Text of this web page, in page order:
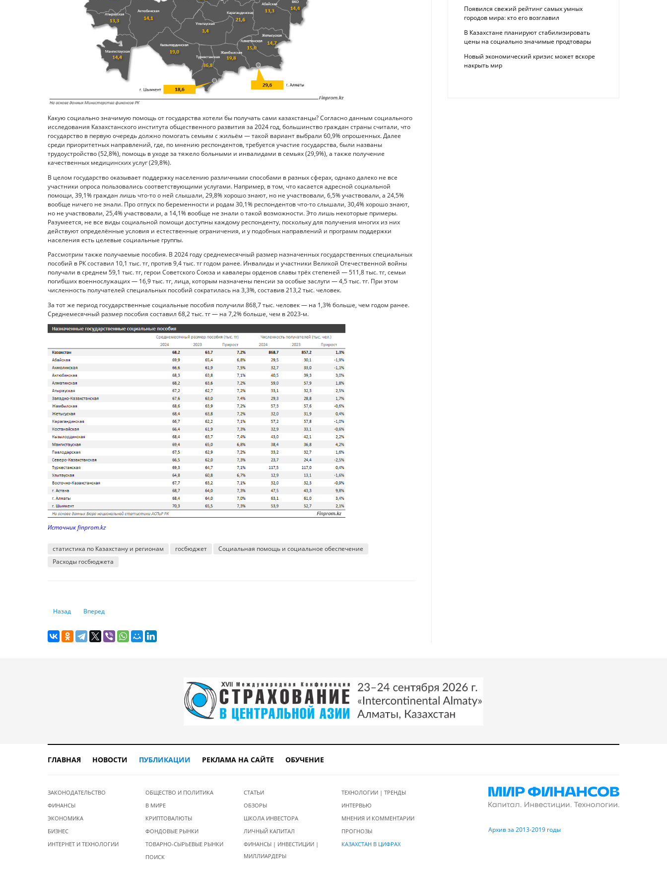
Какую социально значимую помощь от государства хотели бы получать сами казахстанцы? Согласно данным социального
исследования Казахстанского института общественного развития за 2024 год, большинство граждан страны считали, что
государство в первую очередь должно помогать семьям с жильём — такой вариант выбрали 60,9% опрошенных. Далее
среди приоритетных направлений, где, по мнению респондентов, требуется участие государства, были названы
трудоустройство (52,8%), помощь в уходе за тяжело больными и инвалидами в семьях (29,9%), а также получение
качественных медицинских услуг (29,8%).
В целом государство оказывает поддержку населению различными способами в разных сферах, однако далеко не все
участники опроса пользовались соответствующими услугами. Например, в том, что касается адресной социальной
помощи, 39,1% граждан лишь что-то о ней слышали, 29,8% хорошо знают, но не участвовали, 6,5% участвовали, а 24,5%
вообще ничего не знали. Про отпуск по беременности и родам 30,1% респондентов что-то слышали, 30,4% хорошо знают,
но не участвовали, 25,4% участвовали, а 14,1% вообще не знали о такой возможности. Это лишь некоторые примеры.
Разумеется, не все виды социальной помощи доступны каждому респонденту, поскольку для получения многих из них
действуют определённые условия и естественные ограничения, и у подобных направлений и программ поддержки
населения есть целевые социальные группы.
Рассмотрим также получаемые пособия. В 2024 году среднемесячный размер назначенных государственных специальных
пособий в РК составил 10,1 тыс. тг, против 9,4 тыс. тг годом ранее. Инвалиды и участники Великой Отечественной войны
получали в среднем 59,1 тыс. тг, герои Советского Союза и кавалеры орденов славы трёх степеней — 511,8 тыс. тг, семьи
погибших военнослужащих — 16,9 тыс. тг, лица, которым назначены пенсии за особые заслуги — 4,5 тыс. тг. При этом
численность получателей специальных пособий сократилась на 3,3%, составив 213,2 тыс. человек.
За тот же период государственные социальные пособия получили 868,7 тыс. человек — на 1,3% больше, чем годом ранее.
Среднемесячный размер пособия составил 68,2 тыс. тг — на 7,2% больше, чем в 2023-м.
Источник finprom.kz
статистика по Казахстану и регионам госбюджет
Социальная помощь и социальное обеспечение
Расходы госбюджета
Предыдущий: Каким банкам доверяют свои средства казахстанцы? Исследование
Назад Следующий: Собственный капитал казахстанских банков приблизился к рекордным 10 триллионам тенге
Вперед
Появился свежий рейтинг самых умных
городов мира: кто его возглавил
В Казахстане планируют стабилизировать
цены на социально значимые продтовары
Новый экономический кризис может вскоре
накрыть мир
ГЛАВНАЯ НОВОСТИ ПУБЛИКАЦИИ РЕКЛАМА НА САЙТЕ ОБУЧЕНИЕ
ЗАКОНОДАТЕЛЬСТВО
ФИНАНСЫ
ЭКОНОМИКА
БИЗНЕС
ИНТЕРНЕТ И ТЕХНОЛОГИИ
ОБЩЕСТВО И ПОЛИТИКА
В МИРЕ
КРИПТОВАЛЮТЫ
ФОНДОВЫЕ РЫНКИ
ТОВАРНО-СЫРЬЕВЫЕ РЫНКИ
ПОИСК
СТАТЬИ
ОБЗОРЫ
ШКОЛА ИНВЕСТОРА
ЛИЧНЫЙ КАПИТАЛ
ФИНАНСЫ | ИНВЕСТИЦИИ |
МИЛЛИАРДЕРЫ
ТЕХНОЛОГИИ | ТРЕНДЫ
ИНТЕРВЬЮ
МНЕНИЯ И КОММЕНТАРИИ
ПРОГНОЗЫ
КАЗАХСТАН В ЦИФРАХ
Архив за 2013-2019 годы